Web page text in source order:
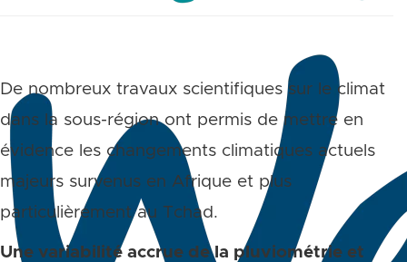
De nombreux travaux scientifiques sur le climat
dans la sous-région ont permis de mettre en
évidence les changements climatiques actuels
majeurs survenus en Afrique et plus
particulièrement au Tchad.
Une variabilité accrue de la pluviométrie et